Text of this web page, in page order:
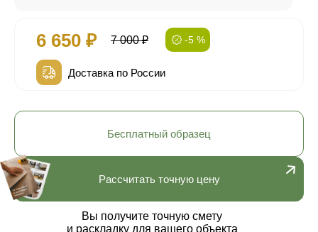
6 650 ₽ 7 000 ₽ -5 %
Доставка по России
Рассчитать точную цену
Вы получите точную смету
и раскладку для вашего объекта
Бесплатный образец